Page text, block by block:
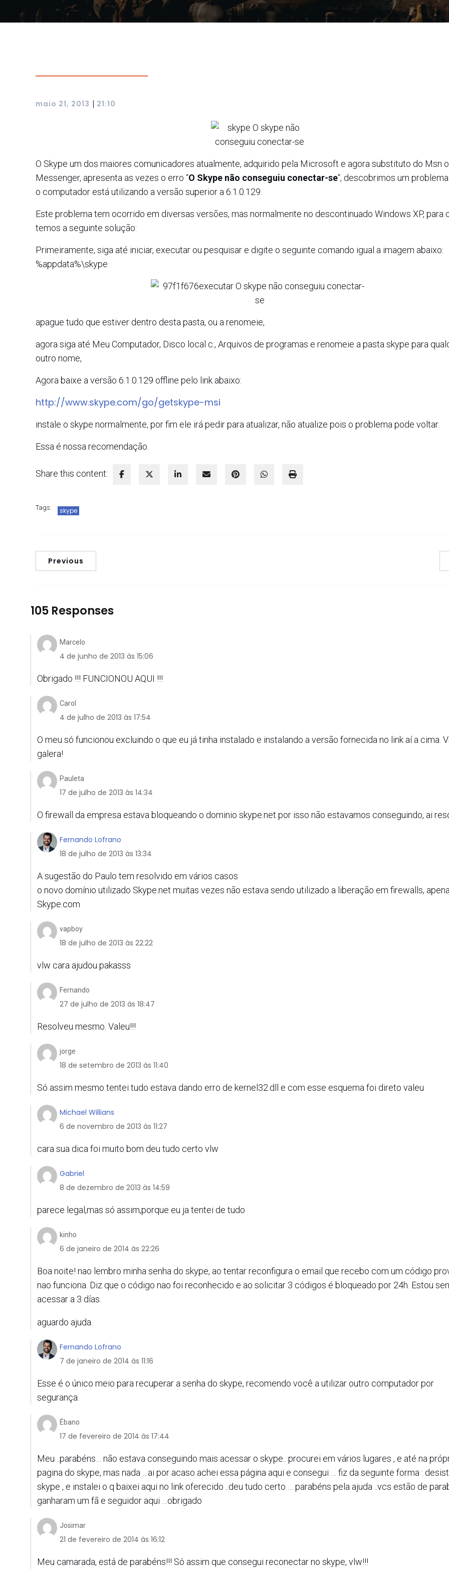
maio 21, 2013 | 21:10
O Skype um dos maiores comunicadores atualmente, adquirido pela Microsoft e agora substituto do Msn
Messenger, apresenta as vezes o erro “O Skype não conseguiu conectar-se“, descobrimos um
o computador está utilizando a versão superior a 6.1.0.129.
Este problema tem ocorrido em diversas versões, mas normalmente no descontinuado Windows XP, para
temos a seguinte solução:
Primeiramente, siga até iniciar, executar ou pesquisar e digite o seguinte comando igual a imagem abaixo:
%appdata%\skype
apague tudo que estiver dentro desta pasta, ou a renomeie,
agora siga até Meu Computador, Disco local c:, Arquivos de programas e renomeie a pasta skype para
outro nome,
Agora baixe a versão 6.1.0.129 offline pelo link abaixo:
http://www.skype.com/go/getskype-msi
instale o skype normalmente, por fim ele irá pedir para atualizar, não atualize pois o problema pode voltar.
Essa é nossa recomendação.
Share this content:
Tags: skype
Previous
105 Responses
Marcelo
4 de junho de 2013 às 15:06
Obrigado !!! FUNCIONOU AQUI !!!
Carol
4 de julho de 2013 às 17:54
O meu só funcionou excluindo o que eu já tinha instalado e instalando a versão fornecida no link aí a cima.
galera!
Pauleta
17 de julho de 2013 às 14:34
O firewall da empresa estava bloqueando o dominio skype.net por isso não estavamos conseguindo, ai
Fernando Lofrano
18 de julho de 2013 às 13:34
A sugestão do Paulo tem resolvido em vários casos
o novo domínio utilizado Skype.net muitas vezes não estava sendo utilizado a liberação em firewalls,
Skype.com
vapboy
18 de julho de 2013 às 22:22
vlw cara ajudou pakasss
Fernando
27 de julho de 2013 às 18:47
Resolveu mesmo. Valeu!!!
jorge
18 de setembro de 2013 às 11:40
Só assim mesmo tentei tudo estava dando erro de kernel32.dll e com esse esquema foi direto valeu
Michael Willians
6 de novembro de 2013 às 11:27
cara sua dica foi muito bom deu tudo certo vlw
Gabriel
8 de dezembro de 2013 às 14:59
parece legal,mas só assim,porque eu ja tentei de tudo
kinho
6 de janeiro de 2014 às 22:26
Boa noite! nao lembro minha senha do skype, ao tentar reconfigura o email que recebo com um código
nao funciona. Diz que o código nao foi reconhecido e ao solicitar 3 códigos é bloqueado por 24h. Estou
acessar a 3 días.
aguardo ajuda.
Fernando Lofrano
7 de janeiro de 2014 às 11:16
Esse é o único meio para recuperar a senha do skype, recomendo você a utilizar outro computador por
segurança.
Ébano
17 de fevereiro de 2014 às 17:44
Meu ..parabéns… não estava conseguindo mais acessar o skype.. procurei em vários lugares , e até na
pagina do skype, mas nada …ai por acaso achei essa página aqui e consegui … fiz da seguinte forma :
skype , e instalei o q baixei aqui no link oferecido ..deu tudo certo … parabéns pela ajuda ..vcs estão de
ganharam um fã e seguidor aqui …obrigado
Josimar
21 de fevereiro de 2014 às 16:12
Meu camarada, está de parabéns!!! Só assim que consegui reconectar no skype, vlw!!!